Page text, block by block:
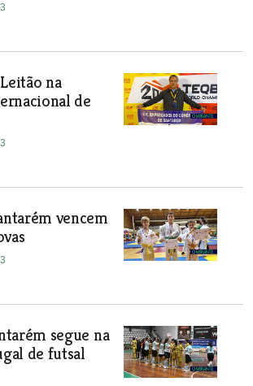
na
de
vencem
segue na
de futsal